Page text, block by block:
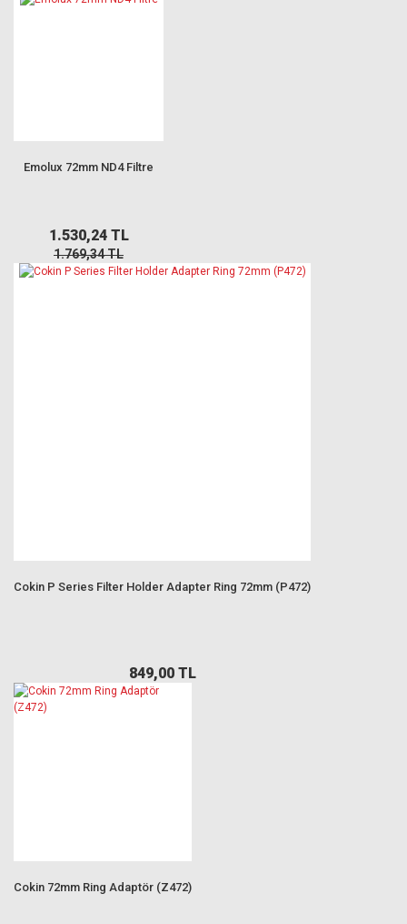
Emolux 72mm ND4 Filtre
1.530,24 TL
1.769,34 TL
Cokin P Series Filter Holder Adapter Ring 72mm (P472)
849,00 TL
Cokin 72mm Ring Adaptör (Z472)